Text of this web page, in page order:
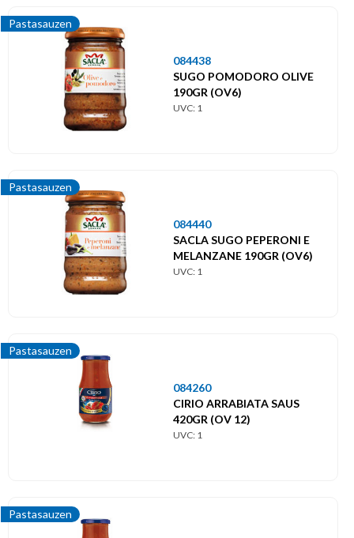
Pastasauzen
084438
SUGO POMODORO OLIVE
190GR (OV6)
UVC: 1
Pastasauzen
084440
SACLA SUGO PEPERONI E
MELANZANE 190GR (OV6)
UVC: 1
Pastasauzen
084260
CIRIO ARRABIATA SAUS
420GR (OV 12)
UVC: 1
Pastasauzen